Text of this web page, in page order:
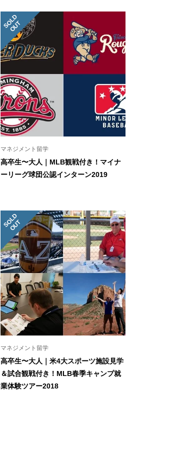
S
O
L
D
O
U
T
マネジメント留学
高卒生〜大人｜MLB観戦付き！マイナ
ーリーグ球団公認インターン2019
S
O
L
D
O
U
T
マネジメント留学
高卒生〜大人｜米4大スポーツ施設見学
＆試合観戦付き！MLB春季キャンプ就
業体験ツアー2018